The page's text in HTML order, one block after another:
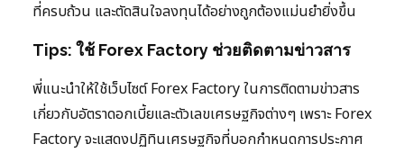
ที่ครบถ้วน และตัดสินใจลงทุนได้อย่างถูกต้องแม่นยำยิ่งขึ้น
Tips: ใช้ Forex Factory ช่วยติดตามข่าวสาร
พี่แนะนำให้ใช้เว็บไซต์ Forex Factory ในการติดตามข่าวสาร
เกี่ยวกับอัตราดอกเบี้ยและตัวเลขเศรษฐกิจต่างๆ เพราะ Forex
Factory จะแสดงปฏิทินเศรษฐกิจที่บอกกำหนดการประกาศ